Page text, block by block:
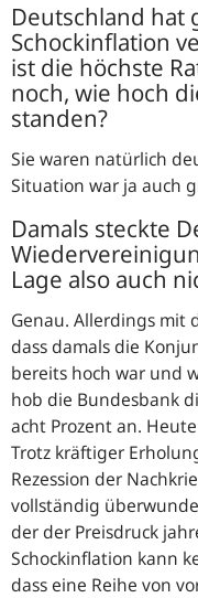
Deutschland hat
Schockinflation
ist die höchste
noch, wie hoch
standen?
Sie waren natürlich
Situation war ja auch
Damals steckte
Lage also auch
Genau. Allerdings mit
dass damals die
bereits hoch war und
hob die Bundesbank
acht Prozent an.
Trotz kräftiger
Rezession der
vollständig
der der Preisdruck
Schockinflation kann
dass eine Reihe von